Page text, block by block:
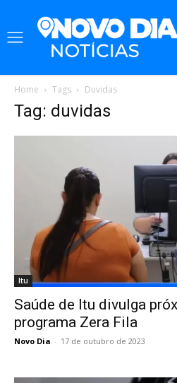
Home Tags Duvidas
Tag: duvidas
Itu
Saúde de Itu divulga
programa Zera Fila
Novo Dia - 17 de outubro de 2023